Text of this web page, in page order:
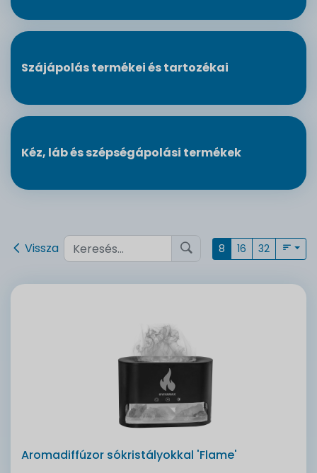
Szájápolás termékei és tartozékai
Kéz, láb és szépségápolási termékek
Vissza 8 16 32
Aromadiffúzor sókristályokkal 'Flame'